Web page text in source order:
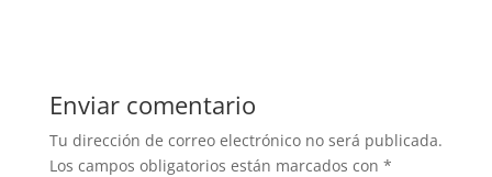
Enviar comentario
Tu dirección de correo electrónico no será publicada.
Los campos obligatorios están marcados con *